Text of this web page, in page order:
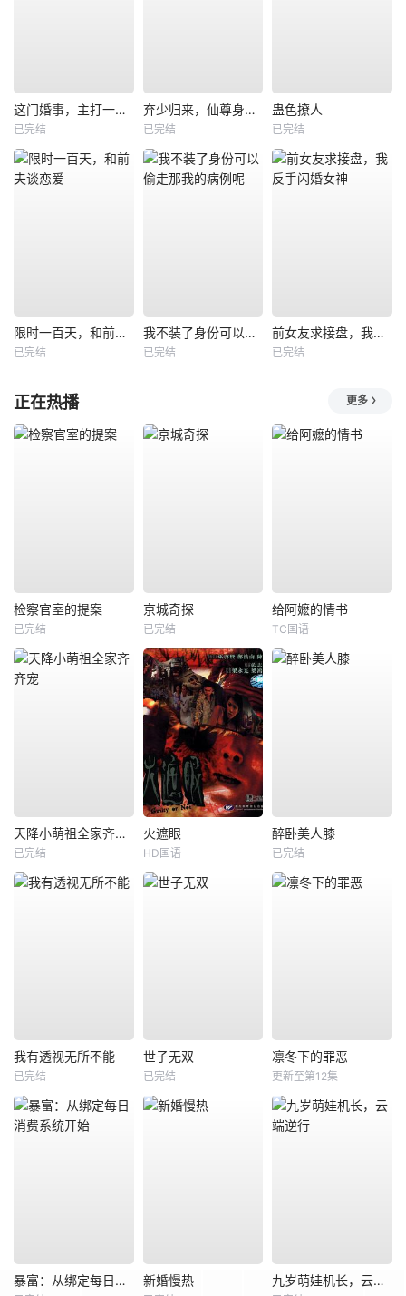
这门婚事，主打一个反向饲养
已完结
弃少归来，仙尊身份被全网曝光
已完结
蛊色撩人
已完结
限时一百天，和前夫谈恋爱
已完结
我不装了身份可以偷走那我的病例呢
已完结
前女友求接盘，我反手闪婚女神
已完结
正在热播 更多
检察官室的提案
已完结
京城奇探
已完结
给阿嬷的情书
TC国语
天降小萌祖全家齐齐宠
已完结
火遮眼
HD国语
醉卧美人膝
已完结
我有透视无所不能
已完结
世子无双
已完结
凛冬下的罪恶
更新至第12集
暴富：从绑定每日消费系统开始 新婚慢热 九岁萌娃机长，云端逆行